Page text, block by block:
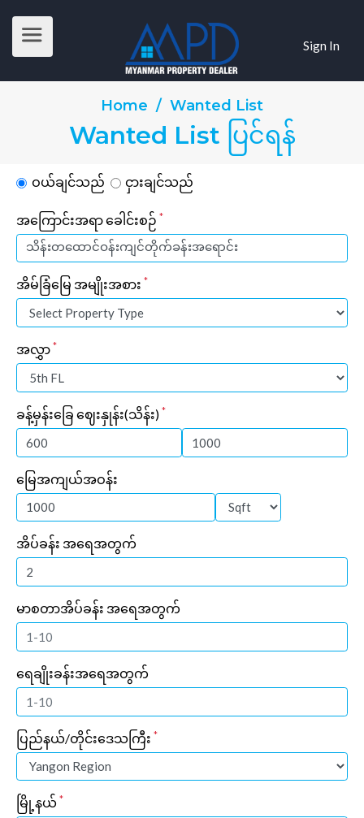
Sign In
Home / Wanted List
Wanted List ပြင်ရန်
ဝယ်ချင်သည် ငှားချင်သည်
အကြောင်းအရာ ခေါင်းစဉ် *
အိမ်ခြံမြေ အမျိုးအစား *
အလွှာ *
ခန့်မှန်းခြေ ဈေးနှုန်း(သိန်း) *
မြေအကျယ်အဝန်း
အိပ်ခန်း အရေအတွက်
မာစတာအိပ်ခန်း အရေအတွက်
ရေချိုးခန်းအရေအတွက်
ပြည်နယ်/တိုင်းဒေသကြီး *
မြို့နယ် *